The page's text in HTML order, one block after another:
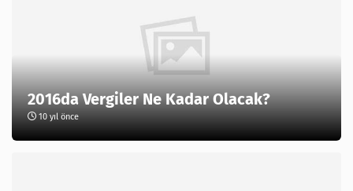
2016da Vergiler Ne Kadar Olacak?
10 yıl önce